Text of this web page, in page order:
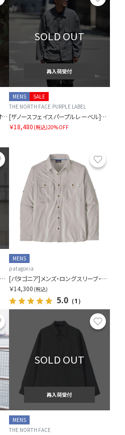
[アークテリクス]クロニン コットン オーバーシャツ メンズ
SOLD OUT
再入荷受付
SALE
MENS
THE NORTH FACE PURPLE LABEL
[ザノースフェイスパープルレーベル]フィールドワークシャツ
￥18,480 (税込)20%OFF
お気に入り
[ザノースフェイスパープルレーベル]フランネルマウンテンフーデッドシャツ
MENS
patagonia
[パタゴニア]メンズ・ロングスリーブ・セルフガイデッド・サン・シャツ
￥14,300 (税込)
5.0（1）
お気に入り
SOLD OUT
再入荷受付
MENS
THE NORTH FACE